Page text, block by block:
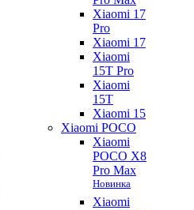
Xiaomi 17
Pro
Xiaomi 17
Xiaomi
15T Pro
Xiaomi
15T
Xiaomi 15
Xiaomi POCO
Xiaomi
POCO X8
Pro Max
Новинка
Xiaomi